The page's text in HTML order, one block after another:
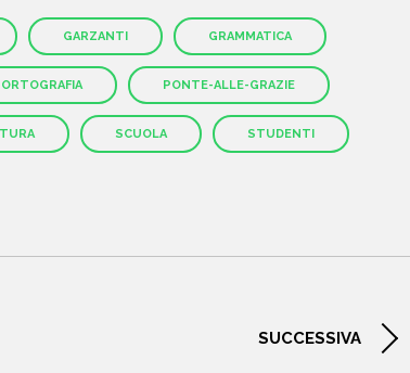
CHI SIAMO
CATALOGO
GARZANTI GRAMMATICA
ORTOGRAFIA PONTE-ALLE-GRAZIE
SCUOLA STUDENTI
SUCCESSIVA